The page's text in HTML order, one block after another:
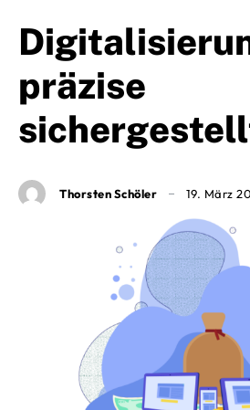
präzise
Thorsten Schöler 19. März